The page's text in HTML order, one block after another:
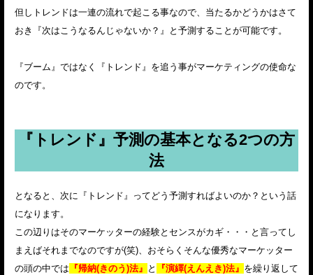
但しトレンドは一連の流れで起こる事なので、当たるかどうかはさて
おき『次はこうなるんじゃないか？』と予測することが可能です。
『ブーム』ではなく『トレンド』を追う事がマーケティングの使命な
のです。
『トレンド』予測の基本となる2つの方
法
となると、次に『トレンド』ってどう予測すればよいのか？という話
になります。
この辺りはそのマーケッターの経験とセンスがカギ・・・と言ってし
まえばそれまでなのですが(笑)、おそらくそんな優秀なマーケッター
の頭の中では 『帰納(きのう)法』 と 『演繹(えんえき)法』 を繰り返して